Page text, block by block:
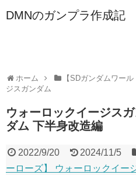
DMNのガンプラ作成記
ホーム
【SDガンダムワー
ジスガンダム
ウォーロックイージス
ダム 下半身改造編
2022/9/20 2024/11/5
ーローズ】 ウォーロックイー